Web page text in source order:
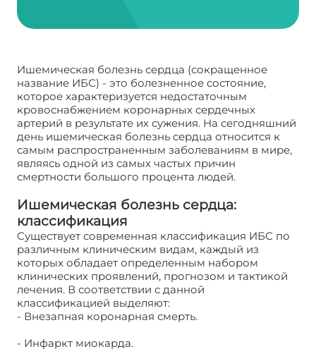
Ишемическая болезнь сердца (сокращенное
название ИБС) - это болезненное состояние,
которое характеризуется недостаточным
кровоснабжением коронарных сердечных
артерий в результате их сужения. На сегодняшний
день ишемическая болезнь сердца относится к
самым распространенным заболеваниям в мире,
являясь одной из самых частых причин
смертности большого процента людей.
Ишемическая болезнь сердца:
классификация
Существует современная классификация ИБС по
различным клиническим видам, каждый из
которых обладает определенным набором
клинических проявлений, прогнозом и тактикой
лечения. В соответствии с данной
классификацией выделяют:
- Внезапная коронарная смерть.
- Инфаркт миокарда.